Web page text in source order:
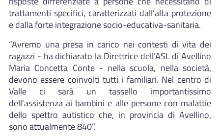
trattamenti specifici, caratterizzati dall’alta protezione
e dalla forte integrazione socio-educativa-sanitaria.
“Avremo una presa in carico nei contesti di vita dei
ragazzi - ha dichiarato la Direttrice dell’ASL di Avellino
Maria Concetta Conte - nella scuola, nella società,
devono essere coinvolti tutti i familiari. Nel centro di
Valle ci sarà un tassello importantissimo
dell’assistenza ai bambini e alle persone con malattie
dello spettro autistico che, in provincia di Avellino,
sono attualmente 840”.